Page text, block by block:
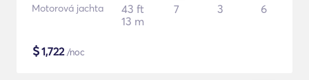
Motorová jachta
43 ft
13 m
7 3 6
$1,722/noc